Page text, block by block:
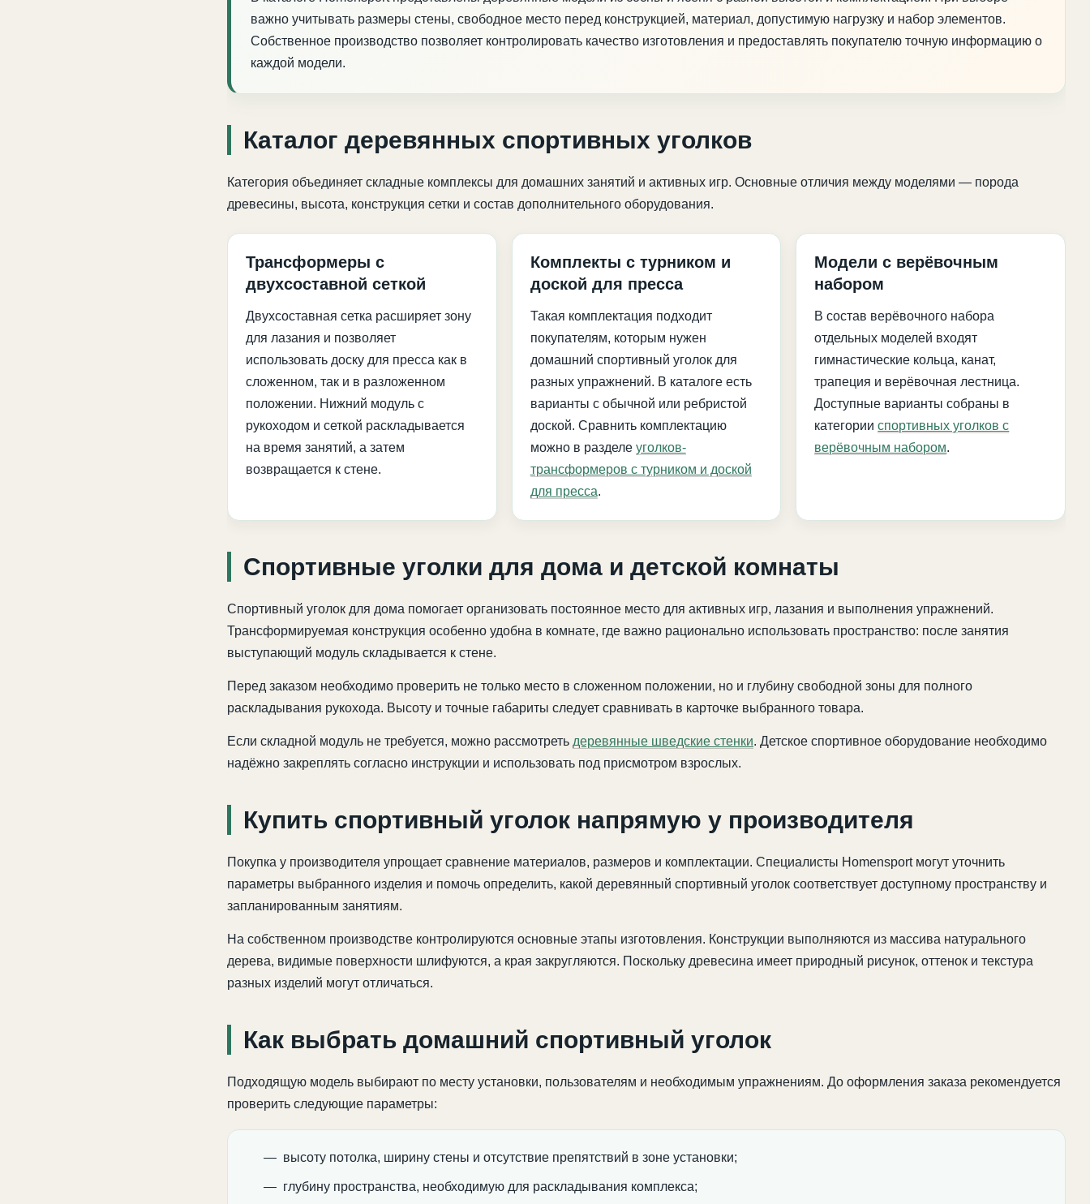
важно учитывать размеры стены, свободное место перед конструкцией, материал, допустимую нагрузку и набор элементов.
Собственное производство позволяет контролировать качество изготовления и предоставлять покупателю точную информацию о
каждой модели.
Каталог деревянных спортивных уголков
Категория объединяет складные комплексы для домашних занятий и активных игр. Основные отличия между моделями — порода
древесины, высота, конструкция сетки и состав дополнительного оборудования.
Трансформеры с
двухсоставной сеткой
Двухсоставная сетка расширяет зону
для лазания и позволяет
использовать доску для пресса как в
сложенном, так и в разложенном
положении. Нижний модуль с
рукоходом и сеткой раскладывается
на время занятий, а затем
возвращается к стене.
Комплекты с турником и
доской для пресса
Такая комплектация подходит
покупателям, которым нужен
домашний спортивный уголок для
разных упражнений. В каталоге есть
варианты с обычной или ребристой
доской. Сравнить комплектацию
можно в разделе уголков-
трансформеров с турником и доской
для пресса.
Модели с верёвочным
набором
В состав верёвочного набора
отдельных моделей входят
гимнастические кольца, канат,
трапеция и верёвочная лестница.
Доступные варианты собраны в
категорииспортивных уголков с
верёвочным набором.
Спортивные уголки для дома и детской комнаты
Спортивный уголок для дома помогает организовать постоянное место для активных игр, лазания и выполнения упражнений.
Трансформируемая конструкция особенно удобна в комнате, где важно рационально использовать пространство: после занятия
выступающий модуль складывается к стене.
Перед заказом необходимо проверить не только место в сложенном положении, но и глубину свободной зоны для полного
раскладывания рукохода. Высоту и точные габариты следует сравнивать в карточке выбранного товара.
Если складной модуль не требуется, можно рассмотреть деревянные шведские стенки. Детское спортивное оборудование необходимо
надёжно закреплять согласно инструкции и использовать под присмотром взрослых.
Купить спортивный уголок напрямую у производителя
Покупка у производителя упрощает сравнение материалов, размеров и комплектации. Специалисты Homensport могут уточнить
параметры выбранного изделия и помочь определить, какой деревянный спортивный уголок соответствует доступному пространству и
запланированным занятиям.
На собственном производстве контролируются основные этапы изготовления. Конструкции выполняются из массива натурального
дерева, видимые поверхности шлифуются, а края закругляются. Поскольку древесина имеет природный рисунок, оттенок и текстура
разных изделий могут отличаться.
Как выбрать домашний спортивный уголок
Подходящую модель выбирают по месту установки, пользователям и необходимым упражнениям. До оформления заказа рекомендуется
проверить следующие параметры:
высоту потолка, ширину стены и отсутствие препятствий в зоне установки;
глубину пространства, необходимую для раскладывания комплекса;